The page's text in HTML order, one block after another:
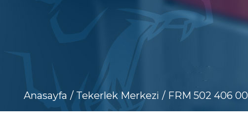
Anasayfa / Tekerlek Merkezi / FRM 502 406 00